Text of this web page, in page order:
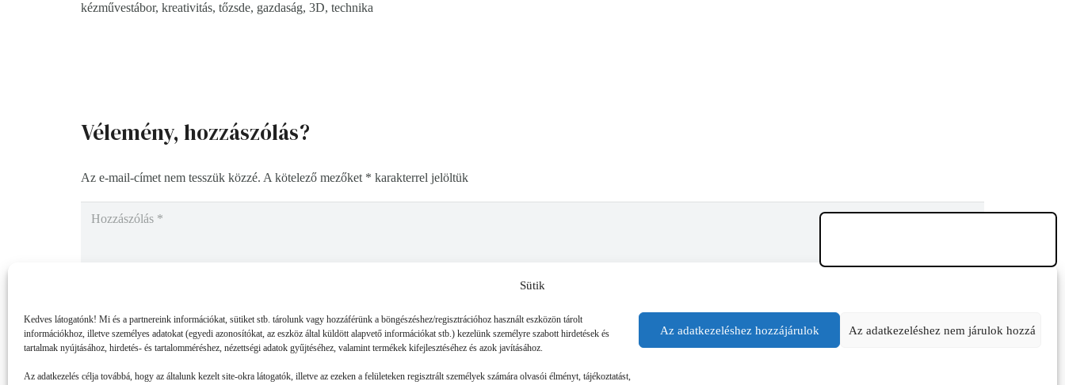
Sütik
Kedves látogatónk! Mi és a partnereink információkat, sütiket stb. tárolunk vagy hozzáférünk a böngészéshez/regisztrációhoz használt eszközön tárolt
információkhoz, illetve személyes adatokat (egyedi azonosítókat, az eszköz által küldött alapvető információkat stb.) kezelünk személyre szabott hirdetések és
tartalmak nyújtásához, hirdetés- és tartalomméréshez, nézettségi adatok gyűjtéséhez, valamint termékek kifejlesztéséhez és azok javításához.
Az adatkezelés célja továbbá, hogy az általunk kezelt site-okra látogatók, illetve az ezeken a felületeken regisztrált személyek számára olvasói élményt, tájékoztatást,
Az adatkezeléshez hozzájárulok Az adatkezeléshez nem járulok hozzá
kézművestábor, kreativitás, tőzsde, gazdaság, 3D, technika
Vélemény, hozzászólás?
Az e-mail-címet nem tesszük közzé. A kötelező mezőket * karakterrel jelöltük